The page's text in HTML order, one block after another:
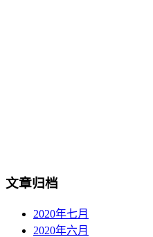
文章归档
2020年七月
2020年六月